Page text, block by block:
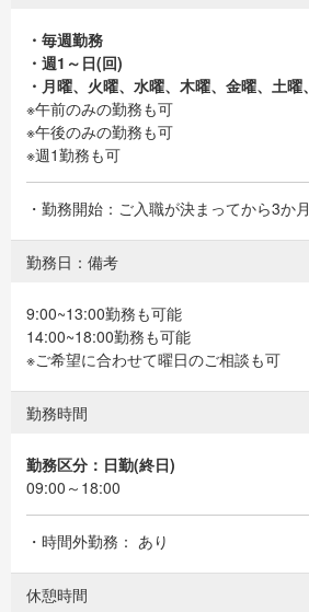
・毎週勤務
・週1～日(回)
・月曜、火曜、水曜、木曜、金曜、土曜
※午前のみの勤務も可
※午後のみの勤務も可
※週1勤務も可
・勤務開始：ご入職が決まってから3か
勤務日：備考
9:00~13:00勤務も可能
14:00~18:00勤務も可能
※ご希望に合わせて曜日のご相談も可
勤務時間
勤務区分：日勤(終日)
09:00～18:00
・時間外勤務： あり
休憩時間